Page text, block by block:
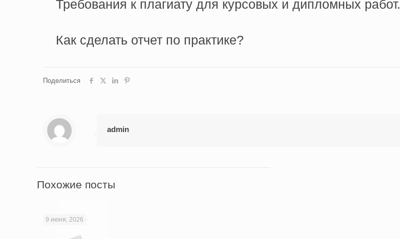
Требования к плагиату для курсовых и дипломных работ.
Как сделать отчет по практике?
Поделиться
admin
Похожие посты
9 июня, 2026